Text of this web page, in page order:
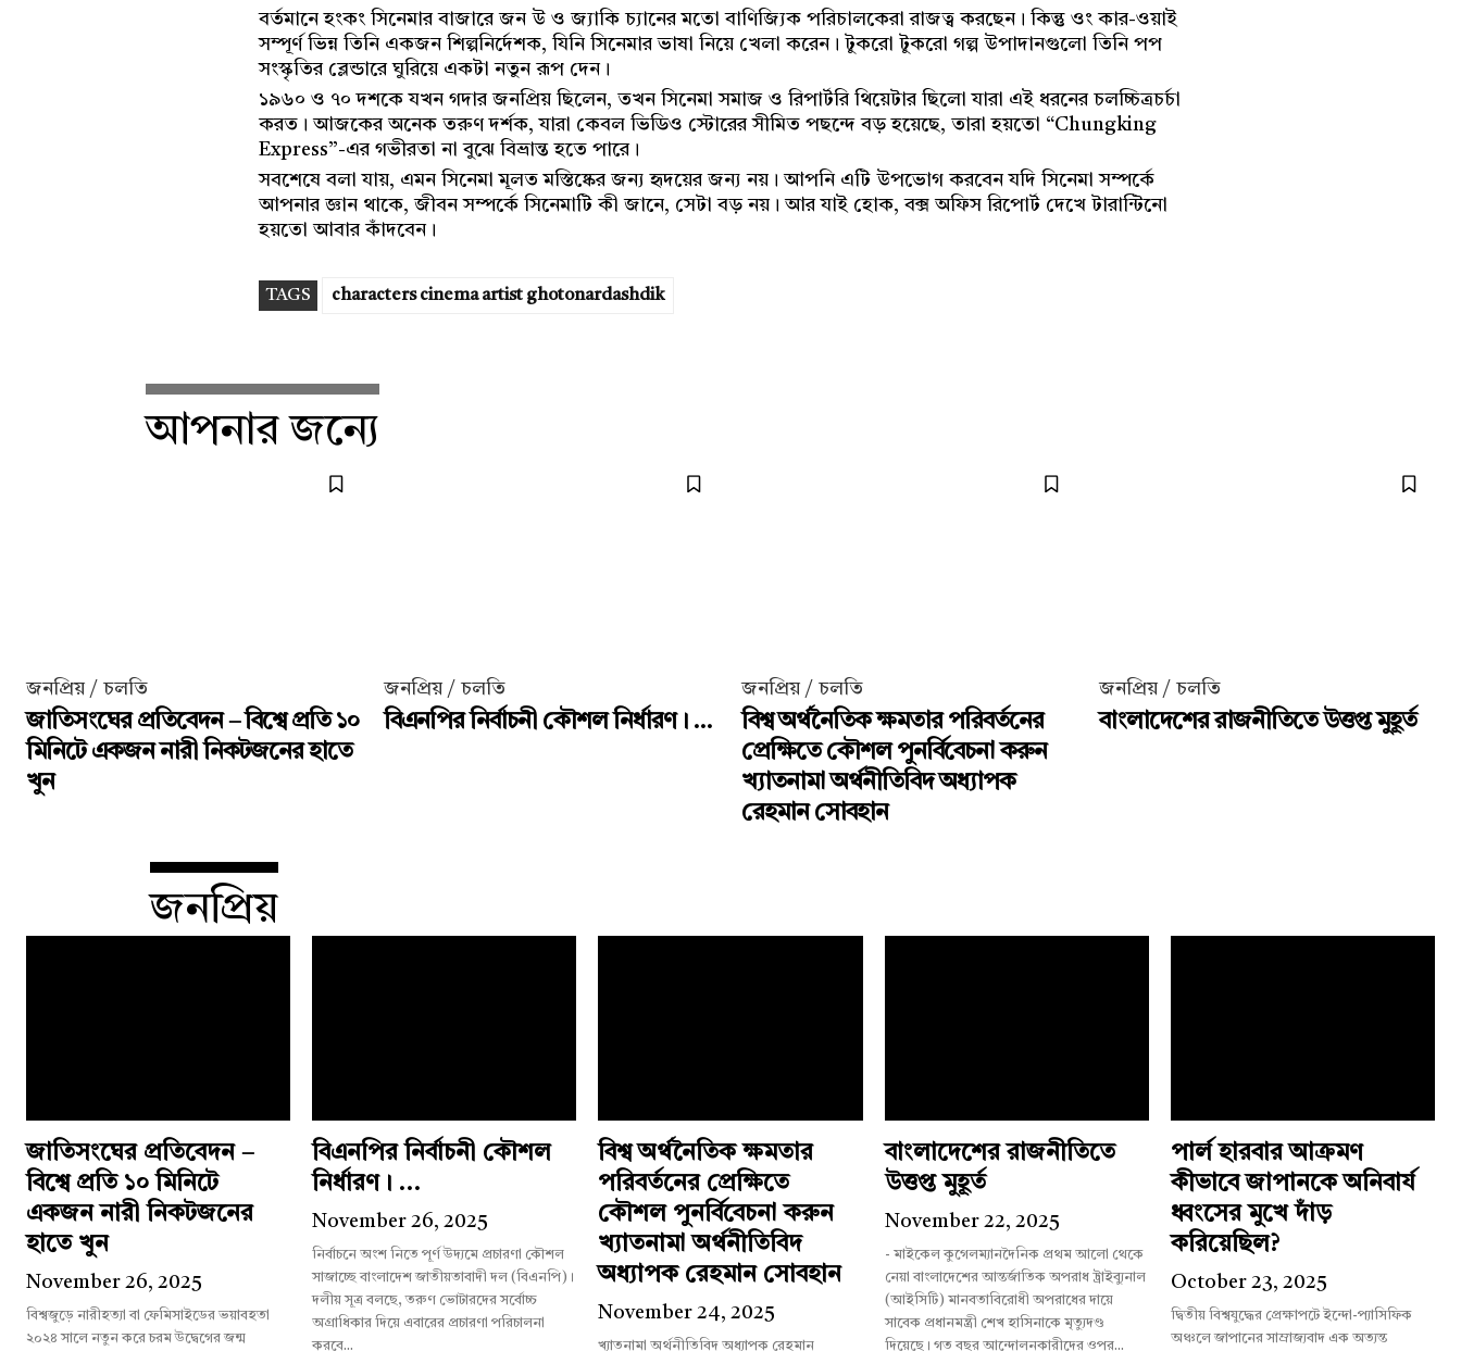
বর্তমানে হংকং সিনেমার বাজারে জন উ ও জ্যাকি চ্যানের মতো বাণিজ্যিক পরিচালকেরা রাজত্ব করছেন। কিন্তু ওং কার-ওয়াই
সম্পূর্ণ ভিন্ন তিনি একজন শিল্পনির্দেশক, যিনি সিনেমার ভাষা নিয়ে খেলা করেন। টুকরো টুকরো গল্প উপাদানগুলো তিনি পপ
সংস্কৃতির ব্লেন্ডারে ঘুরিয়ে একটা নতুন রূপ দেন।
১৯৬০ ও ৭০ দশকে যখন গদার জনপ্রিয় ছিলেন, তখন সিনেমা সমাজ ও রিপার্টরি থিয়েটার ছিলো যারা এই ধরনের চলচ্চিত্রচর্চা
করত। আজকের অনেক তরুণ দর্শক, যারা কেবল ভিডিও স্টোরের সীমিত পছন্দে বড় হয়েছে, তারা হয়তো “Chungking
Express”-এর গভীরতা না বুঝে বিভ্রান্ত হতে পারে।
সবশেষে বলা যায়, এমন সিনেমা মূলত মস্তিষ্কের জন্য হৃদয়ের জন্য নয়। আপনি এটি উপভোগ করবেন যদি সিনেমা সম্পর্কে
আপনার জ্ঞান থাকে, জীবন সম্পর্কে সিনেমাটি কী জানে, সেটা বড় নয়। আর যাই হোক, বক্স অফিস রিপোর্ট দেখে টারান্টিনো
হয়তো আবার কাঁদবেন।
TAGS characters cinema artist ghotonardashdik
আপনার জন্যে
জনপ্রিয় / চলতি
জাতিসংঘের প্রতিবেদন – বিশ্বে প্রতি ১০
মিনিটে একজন নারী নিকটজনের হাতে
খুন
জনপ্রিয় / চলতি
বিএনপির নির্বাচনী কৌশল নির্ধারণ। ...
জনপ্রিয় / চলতি
বিশ্ব অর্থনৈতিক ক্ষমতার পরিবর্তনের
প্রেক্ষিতে কৌশল পুনর্বিবেচনা করুন
খ্যাতনামা অর্থনীতিবিদ অধ্যাপক
রেহমান সোবহান
জনপ্রিয় / চলতি
বাংলাদেশের রাজনীতিতে উত্তপ্ত মুহূর্ত
জনপ্রিয়
জাতিসংঘের প্রতিবেদন –
বিশ্বে প্রতি ১০ মিনিটে
একজন নারী নিকটজনের
হাতে খুন
November 26, 2025
বিশ্বজুড়ে নারীহত্যা বা ফেমিসাইডের ভয়াবহতা
২০২৪ সালে নতুন করে চরম উদ্বেগের জন্ম
বিএনপির নির্বাচনী কৌশল
নির্ধারণ। ...
November 26, 2025
নির্বাচনে অংশ নিতে পূর্ণ উদ্যমে প্রচারণা কৌশল
সাজাচ্ছে বাংলাদেশ জাতীয়তাবাদী দল (বিএনপি)।
দলীয় সূত্র বলছে, তরুণ ভোটারদের সর্বোচ্চ
অগ্রাধিকার দিয়ে এবারের প্রচারণা পরিচালনা
করবে...
বিশ্ব অর্থনৈতিক ক্ষমতার
পরিবর্তনের প্রেক্ষিতে
কৌশল পুনর্বিবেচনা করুন
খ্যাতনামা অর্থনীতিবিদ
অধ্যাপক রেহমান সোবহান
November 24, 2025
খ্যাতনামা অর্থনীতিবিদ অধ্যাপক রেহমান
বাংলাদেশের রাজনীতিতে
উত্তপ্ত মুহূর্ত
November 22, 2025
- মাইকেল কুগেলম্যানদৈনিক প্রথম আলো থেকে
নেয়া বাংলাদেশের আন্তর্জাতিক অপরাধ ট্রাইব্যুনাল
(আইসিটি) মানবতাবিরোধী অপরাধের দায়ে
সাবেক প্রধানমন্ত্রী শেখ হাসিনাকে মৃত্যুদণ্ড
দিয়েছে। গত বছর আন্দোলনকারীদের ওপর...
পার্ল হারবার আক্রমণ
কীভাবে জাপানকে অনিবার্য
ধ্বংসের মুখে দাঁড়
করিয়েছিল?
October 23, 2025
দ্বিতীয় বিশ্বযুদ্ধের প্রেক্ষাপটে ইন্দো-প্যাসিফিক
অঞ্চলে জাপানের সাম্রাজ্যবাদ এক অত্যন্ত